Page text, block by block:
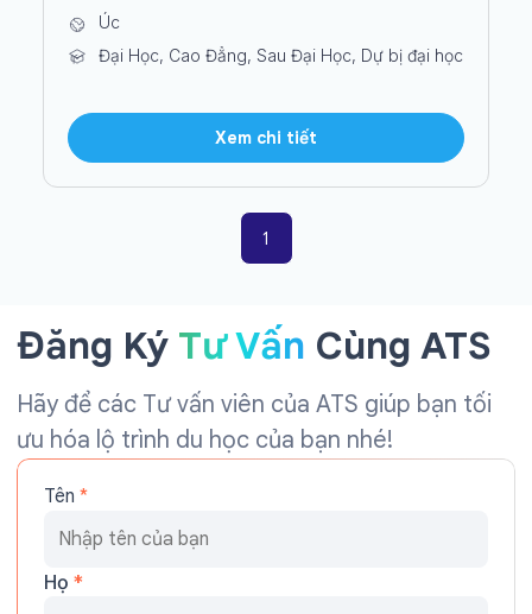
Úc
Đại Học, Cao Đẳng, Sau Đại Học, Dự bị đại học
Xem chi tiết
1
Đăng Ký Tư Vấn Cùng ATS
Hãy để các Tư vấn viên của ATS giúp bạn tối
ưu hóa lộ trình du học của bạn nhé!
Tên *
Họ *